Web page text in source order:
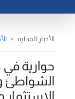
الأخبار المحلية
حوارية
الشواطئ
الاستثمار